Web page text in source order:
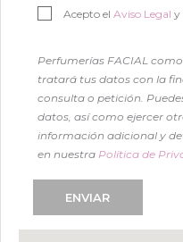
Acepto el Aviso Legal y
Perfumerías FACIAL
tratará tus datos con la
consulta o petición.
datos, así como ejercer
información adicional y
en nuestra Política de